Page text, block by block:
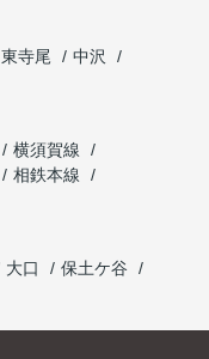
東寺尾
中沢
横須賀線
相鉄本線
大口
保土ケ谷